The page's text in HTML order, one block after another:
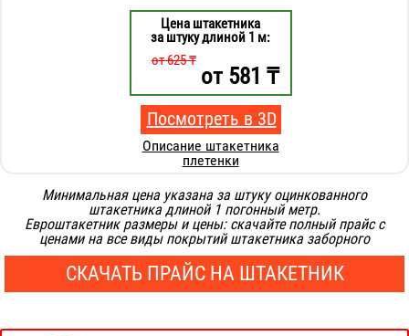
Цена штакетника
за штуку длиной 1 м:
от 625 ₸
от581 ₸
Посмотреть в 3D
Описание штакетника
плетенки
Минимальная цена указана за штуку оцинкованного
штакетника длиной 1 погонный метр.
Евроштакетник размеры и цены: скачайте полный прайс с
ценами на все виды покрытий штакетника заборного
СКАЧАТЬ ПРАЙС НА ШТАКЕТНИК